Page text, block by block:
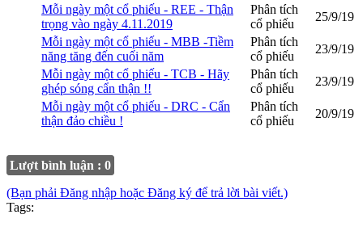
Mỗi ngày một cổ phiếu - REE - Thận
trọng vào ngày 4.11.2019
Phân tích
cổ phiếu
25/9/19
Mỗi ngày một cổ phiếu - MBB -Tiềm
năng tăng đến cuối năm
Phân tích
cổ phiếu
23/9/19
Mỗi ngày một cổ phiếu - TCB - Hãy
ghép sóng cẩn thận !!
Phân tích
cổ phiếu
23/9/19
Mỗi ngày một cổ phiếu - DRC - Cẩn
thận đảo chiều !
Phân tích
cổ phiếu
20/9/19
Lượt bình luận : 0
(Bạn phải Đăng nhập hoặc Đăng ký để trả lời bài viết.)
Tags: